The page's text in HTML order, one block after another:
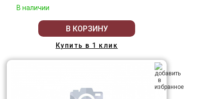
В наличии
В КОРЗИНУ
Купить в 1 клик